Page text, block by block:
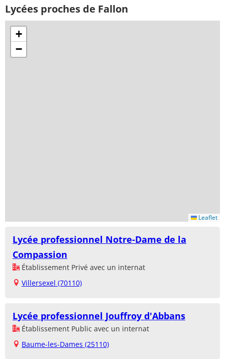
Lycées proches de Fallon
+
−
Leaflet
Lycée professionnel Notre-Dame de la
Compassion
Établissement Privé avec un internat
Villersexel (70110)
Lycée professionnel Jouffroy d'Abbans
Établissement Public avec un internat
Baume-les-Dames (25110)